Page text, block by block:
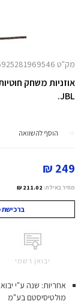
מק"ט 6925281969546
אוזניות משחק
JBL.
הוסף להשוואה
249 ₪
מחיר באילת: 211.02 ₪
ברכישת
יבואן רשמי
אחריות: שנה ע"י
מולטיסיסטם בע"מ